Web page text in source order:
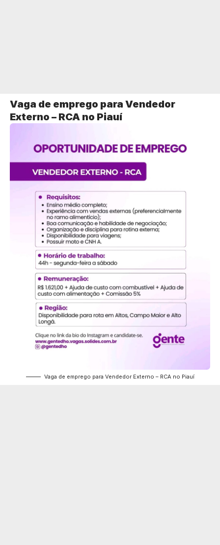
Vaga de emprego para Vendedor
Externo – RCA no Piauí
Vaga de emprego para Vendedor Externo – RCA no Piauí